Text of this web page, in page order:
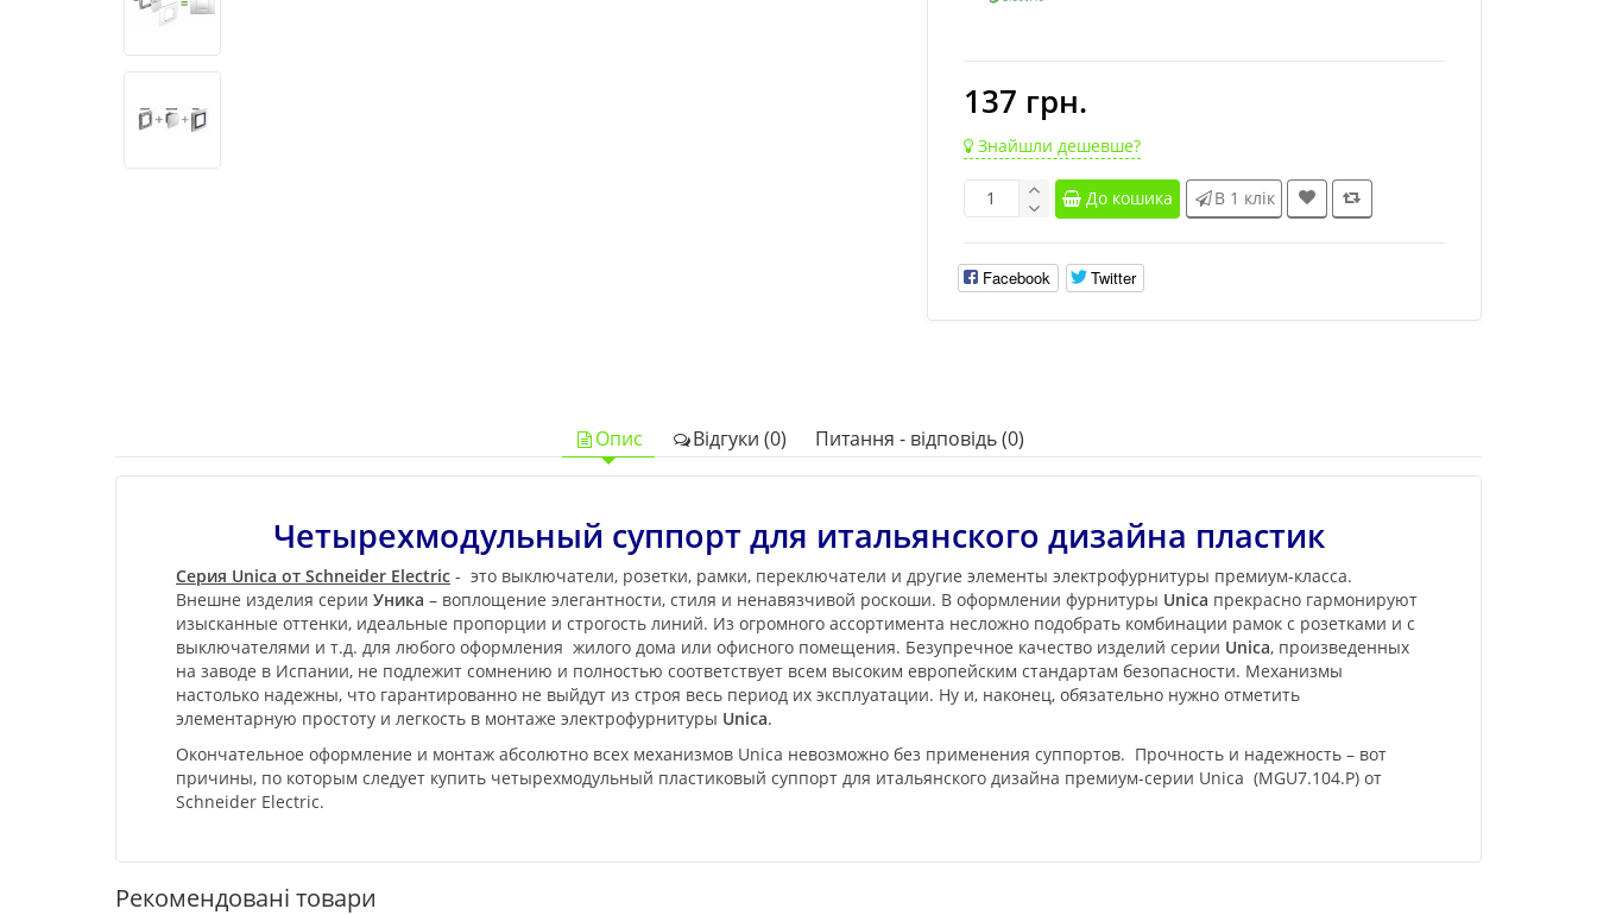
137 грн.
Знайшли дешевше?
До кошика В 1 клік
Facebook Twitter
Опис Відгуки (0) Питання - відповідь (0)
Четырехмодульный суппорт для итальянского дизайна пластик
Серия Unica от Schneider Electric - это выключатели, розетки, рамки, переключатели и другие элементы электрофурнитуры премиум-класса.
Внешне изделия серии Уника – воплощение элегантности, стиля и ненавязчивой роскоши. В оформлении фурнитуры Unica прекрасно гармонируют
изысканные оттенки, идеальные пропорции и строгость линий. Из огромного ассортимента несложно подобрать комбинации рамок с розетками и с
выключателями и т.д. для любого оформления жилого дома или офисного помещения. Безупречное качество изделий серии Unica, произведенных
на заводе в Испании, не подлежит сомнению и полностью соответствует всем высоким европейским стандартам безопасности. Механизмы
настолько надежны, что гарантированно не выйдут из строя весь период их эксплуатации. Ну и, наконец, обязательно нужно отметить
элементарную простоту и легкость в монтаже электрофурнитуры Unica.
Окончательное оформление и монтаж абсолютно всех механизмов Unica невозможно без применения суппортов. Прочность и надежность – вот
причины, по которым следует купить четырехмодульный пластиковый суппорт для итальянского дизайна премиум-серии Unica (MGU7.104.Р) от
Schneider Electric.
Рекомендовані товари